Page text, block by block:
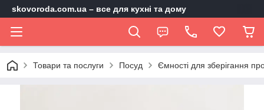
skovoroda.com.ua – все для кухні та дому
Товари та послуги Посуд Ємності для зберігання